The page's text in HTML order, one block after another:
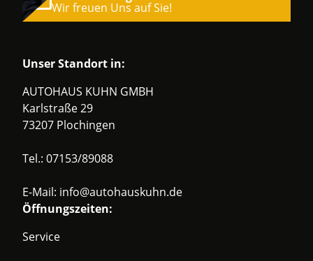
Wir freuen Uns auf Sie!
Unser Standort in:
AUTOHAUS KUHN GMBH
Karlstraße 29
73207 Plochingen
Tel.: 07153/89088
E-Mail: info@autohauskuhn.de
Öffnungszeiten:
Service